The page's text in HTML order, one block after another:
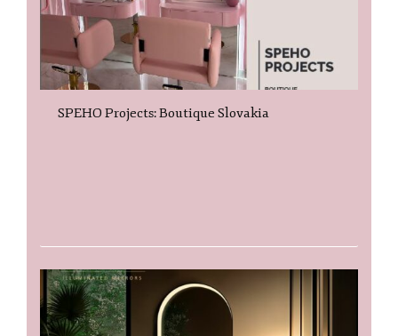
SPEHO Projects: Boutique Slovakia